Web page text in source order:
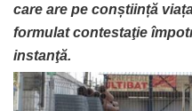
care are pe conștiință
formulat contestaţie
instanţă.